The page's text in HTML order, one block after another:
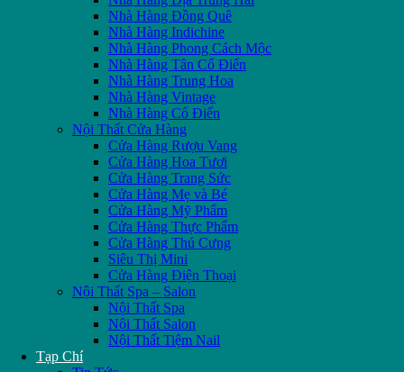
Nhà Hàng Đồng Quê
Nhà Hàng Indichine
Nhà Hàng Phong Cách Mộc
Nhà Hàng Tân Cổ Điển
Nhà Hàng Trung Hoa
Nhà Hàng Vintage
Nhà Hàng Cổ Điển
Nội Thất Cửa Hàng
Cửa Hàng Rượu Vang
Cửa Hàng Hoa Tươi
Cửa Hàng Trang Sức
Cửa Hàng Mẹ và Bé
Cửa Hàng Mỹ Phẩm
Cửa Hàng Thực Phẩm
Cửa Hàng Thú Cưng
Siêu Thị Mini
Cửa Hàng Điện Thoại
Nội Thất Spa – Salon
Nội Thất Spa
Nội Thất Salon
Nội Thất Tiệm Nail
Tạp Chí